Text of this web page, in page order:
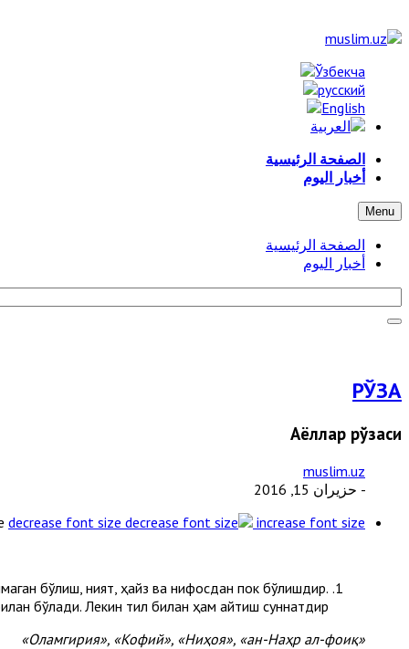
الصفحة الرئيسية
أخبار اليوم
Menu
الصفحة الرئيسية
أخبار اليوم
РЎЗА
Аёллар рўзаси
muslim.uz
- حزيران 15, 2016
decrease font size increase font size
бўлиш, ният, ҳайз ва нифосдан пок бўлишдир.
бўлади. Лекин тил билан ҳам айтиш суннатдир.
«Оламгирия», «Кофий», «Ниҳоя», «ан-Наҳр ал-фоиқ»